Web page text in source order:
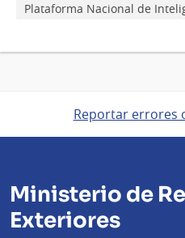
Plataforma Nacional de
Reportar errores
Ministerio de
Exteriores